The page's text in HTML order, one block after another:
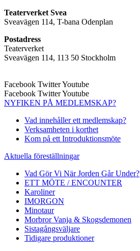
Teaterverket Svea
Sveavägen 114, T-bana Odenplan
Postadress
Teaterverket
Sveavägen 114, 113 50 Stockholm
Facebook TwitterYoutube
Facebook TwitterYoutube
NYFIKEN PÅ MEDLEMSKAP?
Vad innehåller ett medlemskap?
Verksamheten i korthet
Kom på ett Introduktionsmöte
Aktuella föreställningar
Vad Gör Vi När Jorden Går Under?
ETT MÖTE / ENCOUNTER
Karoliner
IMORGON
Minotaur
Morbror Vanja & Skogsdemonen
Sistagångsväljare
Tidigare produktioner